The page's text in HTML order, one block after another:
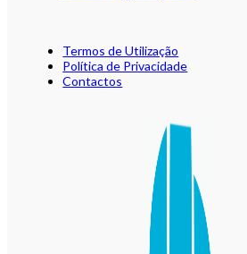
Termos de Utilização
Política de Privacidade
Contactos